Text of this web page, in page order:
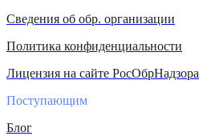
Сведения об обр. организации
Политика конфиденциальности
Лицензия на сайте РосОбрНадзора
Поступающим
Блог